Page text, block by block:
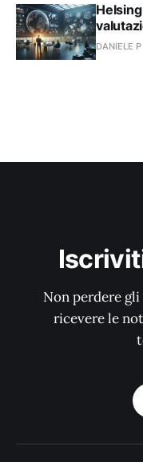
DANIELE P
Non perdere
ricevere le